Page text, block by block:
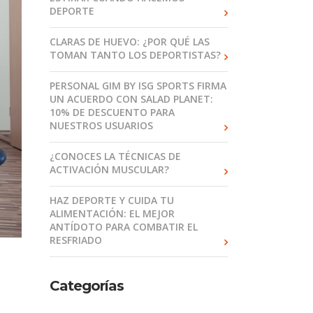
DEPORTE
CLARAS DE HUEVO: ¿POR QUÉ LAS
TOMAN TANTO LOS DEPORTISTAS?
PERSONAL GIM BY ISG SPORTS FIRMA
UN ACUERDO CON SALAD PLANET:
10% DE DESCUENTO PARA
NUESTROS USUARIOS
¿CONOCES LA TÉCNICAS DE
ACTIVACIÓN MUSCULAR?
HAZ DEPORTE Y CUIDA TU
ALIMENTACIÓN: EL MEJOR
ANTÍDOTO PARA COMBATIR EL
RESFRIADO
Categorías